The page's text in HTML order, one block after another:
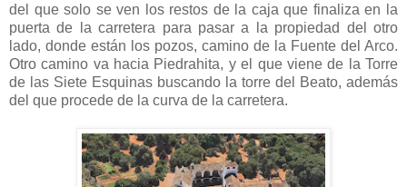
del que solo se ven los restos de la caja que finaliza en la
puerta de la carretera para pasar a la propiedad del otro
lado, donde están los pozos, camino de la Fuente del Arco.
Otro camino va hacia Piedrahita, y el que viene de la Torre
de las Siete Esquinas buscando la torre del Beato, además
del que procede de la curva de la carretera.